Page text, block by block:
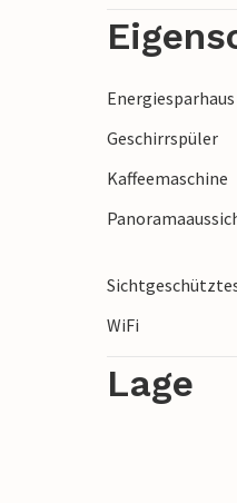
beliebtes
gibt es eine
lokale
Energiesparhaus
Geschirrspüler
Kaffeemaschine
WiFi
Lage